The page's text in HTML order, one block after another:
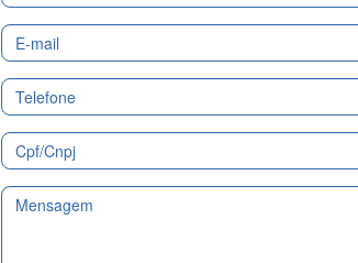
E-
Mail
Telefone
Cpf/Cnpj
Mensagem